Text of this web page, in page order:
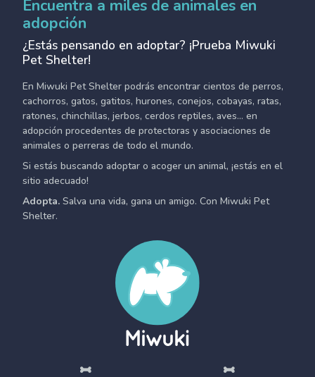
Encuentra a miles de animales en
adopción
¿Estás pensando en adoptar? ¡Prueba Miwuki
Pet Shelter!
En Miwuki Pet Shelter podrás encontrar cientos de perros,
cachorros, gatos, gatitos, hurones, conejos, cobayas, ratas,
ratones, chinchillas, jerbos, cerdos reptiles, aves... en
adopción procedentes de protectoras y asociaciones de
animales o perreras de todo el mundo.
Si estás buscando adoptar o acoger un animal, ¡estás en el
sitio adecuado!
Adopta. Salva una vida, gana un amigo. Con Miwuki Pet
Shelter.